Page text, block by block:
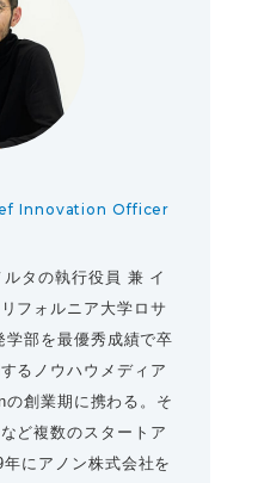
Innovation Officer
タの執行役員 兼 イ
フォルニア大学ロサ
学部を最優秀成績で卒
るノウハウメディア
創業期に携わる。そ
ど複数のスタートア
にアノン株式会社を